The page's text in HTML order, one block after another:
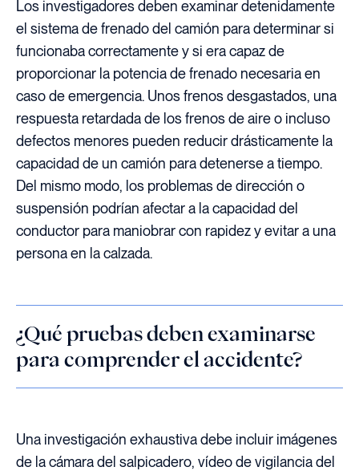
Los investigadores deben examinar detenidamente
el sistema de frenado del camión para determinar si
funcionaba correctamente y si era capaz de
proporcionar la potencia de frenado necesaria en
caso de emergencia. Unos frenos desgastados, una
respuesta retardada de los frenos de aire o incluso
defectos menores pueden reducir drásticamente la
capacidad de un camión para detenerse a tiempo.
Del mismo modo, los problemas de dirección o
suspensión podrían afectar a la capacidad del
conductor para maniobrar con rapidez y evitar a una
persona en la calzada.
¿Qué pruebas deben examinarse
para comprender el accidente?
Una investigación exhaustiva debe incluir imágenes
de la cámara del salpicadero, vídeo de vigilancia del